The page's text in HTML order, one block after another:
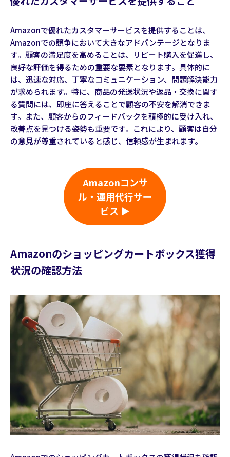
Amazonで優れたカスタマーサービスを提供することは、
Amazonでの競争において大きなアドバンテージとなりま
す。顧客の満足度を高めることは、リピート購入を促進し、
良好な評価を得るための重要な要素となります。具体的に
は、迅速な対応、丁寧なコミュニケーション、問題解決能力
が求められます。特に、商品の発送状況や返品・交換に関す
る質問には、即座に答えることで顧客の不安を解消できま
す。また、顧客からのフィードバックを積極的に受け入れ、
改善点を見つける姿勢も重要です。これにより、顧客は自分
の意見が尊重されていると感じ、信頼感が生まれます。
Amazonコンサ
ル・運用代行サー
ビス ▶
Amazonのショッピングカートボックス獲得
状況の確認方法